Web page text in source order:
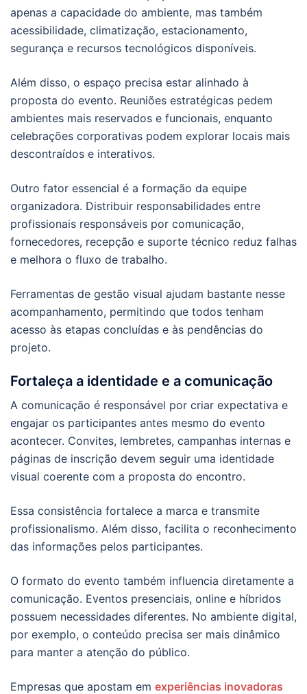
apenas a capacidade do ambiente, mas também
acessibilidade, climatização, estacionamento,
segurança e recursos tecnológicos disponíveis.
Além disso, o espaço precisa estar alinhado à
proposta do evento. Reuniões estratégicas pedem
ambientes mais reservados e funcionais, enquanto
celebrações corporativas podem explorar locais mais
descontraídos e interativos.
Outro fator essencial é a formação da equipe
organizadora. Distribuir responsabilidades entre
profissionais responsáveis por comunicação,
fornecedores, recepção e suporte técnico reduz falhas
e melhora o fluxo de trabalho.
Ferramentas de gestão visual ajudam bastante nesse
acompanhamento, permitindo que todos tenham
acesso às etapas concluídas e às pendências do
projeto.
Fortaleça a identidade e a comunicação
A comunicação é responsável por criar expectativa e
engajar os participantes antes mesmo do evento
acontecer. Convites, lembretes, campanhas internas e
páginas de inscrição devem seguir uma identidade
visual coerente com a proposta do encontro.
Essa consistência fortalece a marca e transmite
profissionalismo. Além disso, facilita o reconhecimento
das informações pelos participantes.
O formato do evento também influencia diretamente a
comunicação. Eventos presenciais, online e híbridos
possuem necessidades diferentes. No ambiente digital,
por exemplo, o conteúdo precisa ser mais dinâmico
para manter a atenção do público.
Empresas que apostam em experiências inovadoras